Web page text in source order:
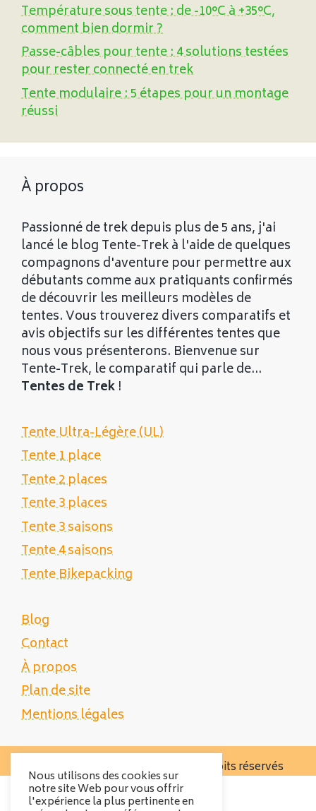
Température sous tente : de -10°C à +35°C,
comment bien dormir ?
Passe-câbles pour tente : 4 solutions testées
pour rester connecté en trek
Tente modulaire : 5 étapes pour un montage
réussi
À propos
Passionné de trek depuis plus de 5 ans, j'ai
lancé le blog Tente-Trek à l'aide de quelques
compagnons d'aventure pour permettre aux
débutants comme aux pratiquants confirmés
de découvrir les meilleurs modèles de
tentes. Vous trouverez divers comparatifs et
avis objectifs sur les différentes tentes que
nous vous présenterons. Bienvenue sur
Tente-Trek, le comparatif qui parle de...
Tentes de Trek !
Tente Ultra-Légère (UL)
Tente 1 place
Tente 2 places
Tente 3 places
Tente 3 saisons
Tente 4 saisons
Tente Bikepacking
Blog
Contact
À propos
Plan de site
Mentions légales
Copyright 2025 Tente Trek - Tous droits réservés
Nous utilisons des cookies sur
notre site Web pour vous offrir
l'expérience la plus pertinente en